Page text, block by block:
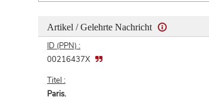
Artikel / Gelehrte Nachricht
ID (PPN) :
00216437X
Titel :
Paris.